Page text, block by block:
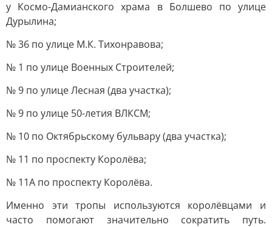
у Космо-Дамианского храма в Болшево по улице
Дурылина;
№ 36 по улице М.К. Тихонравова;
№ 1 по улице Военных Строителей;
№ 9 по улице Лесная (два участка);
№ 9 по улице 50-летия ВЛКСМ;
№ 10 по Октябрьскому бульвару (два участка);
№ 11 по проспекту Королёва;
№ 11А по проспекту Королёва.
Именно эти тропы используются королёвцами и
часто помогают значительно сократить путь.